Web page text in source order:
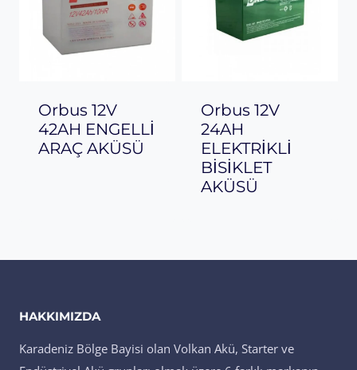
Orbus 12V
42AH ENGELLİ
ARAÇ AKÜSÜ
Orbus 12V
24AH
ELEKTRİKLİ
BİSİKLET
AKÜSÜ
HAKKIMIZDA
Karadeniz Bölge Bayisi olan Volkan Akü, Starter ve